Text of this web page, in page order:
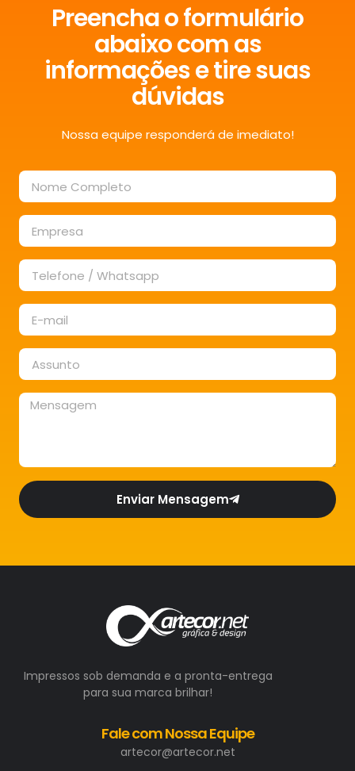
Preencha o formulário
abaixo com as
informações e tire suas
dúvidas
Nossa equipe responderá de imediato!
Enviar Mensagem
Impressos sob demanda e a pronta-entrega
para sua marca brilhar!
Fale com Nossa Equipe
artecor@artecor.net